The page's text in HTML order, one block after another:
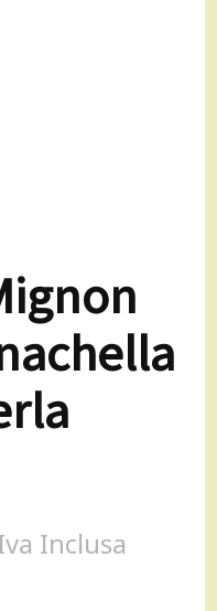
Inclusa